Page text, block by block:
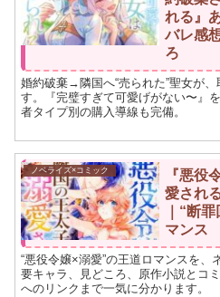
れる』
バレ感
ろ
婚約破棄→隣国へ“売られた”聖女が
す。『完璧すぎて可愛げがない〜』
者タイプ別の購入導線も完備。
ノベライズ×コミック
『悪役
愛され
｜“断
マンス
“悪役令嬢×溺愛”の王道ロマンスを、
要キャラ、見どころ、原作小説とコ
へのリンクまで一気に分かります。